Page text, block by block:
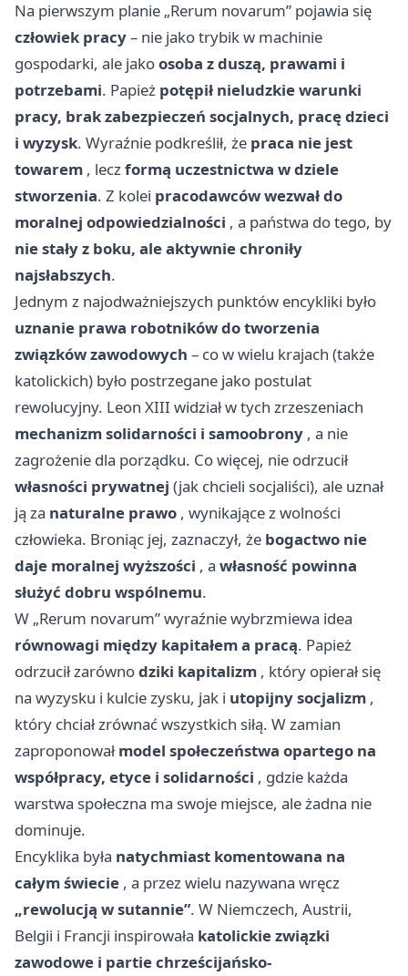
Na pierwszym planie „Rerum novarum” pojawia się
człowiek pracy– nie jako trybik w machinie
gospodarki, ale jakoosoba z duszą, prawami i
potrzebami. Papież potępił nieludzkie warunki
pracy, brak zabezpieczeń socjalnych, pracę dzieci
i wyzysk. Wyraźnie podkreślił, że praca nie jest
towarem , lecz formą uczestnictwa w dziele
stworzenia. Z kolei pracodawców wezwał do
moralnej odpowiedzialności , a państwa do tego, by
nie stały z boku, ale aktywnie chroniły
najsłabszych.
Jednym z najodważniejszych punktów encykliki było
uznanie prawa robotników do tworzenia
związków zawodowych – co w wielu krajach (także
katolickich) było postrzegane jako postulat
rewolucyjny. Leon XIII widział w tych zrzeszeniach
mechanizm solidarności i samoobrony , a nie
zagrożenie dla porządku. Co więcej, nie odrzucił
własności prywatnej (jak chcieli socjaliści), ale uznał
ją za naturalne prawo , wynikające z wolności
człowieka. Broniąc jej, zaznaczył, że bogactwo nie
daje moralnej wyższości , a własność powinna
służyć dobru wspólnemu.
W „Rerum novarum” wyraźnie wybrzmiewa idea
równowagi między kapitałem a pracą. Papież
odrzucił zarównodziki kapitalizm , który opierał się
na wyzysku i kulcie zysku, jak i utopijny socjalizm ,
który chciał zrównać wszystkich siłą. W zamian
zaproponowałmodel społeczeństwa opartego na
współpracy, etyce i solidarności , gdzie każda
warstwa społeczna ma swoje miejsce, ale żadna nie
dominuje.
Encyklika była natychmiast komentowana na
całym świecie , a przez wielu nazywana wręcz
„rewolucją w sutannie”. W Niemczech, Austrii,
Belgii i Francji inspirowała katolickie związki
zawodowe i partie chrześcijańsko-